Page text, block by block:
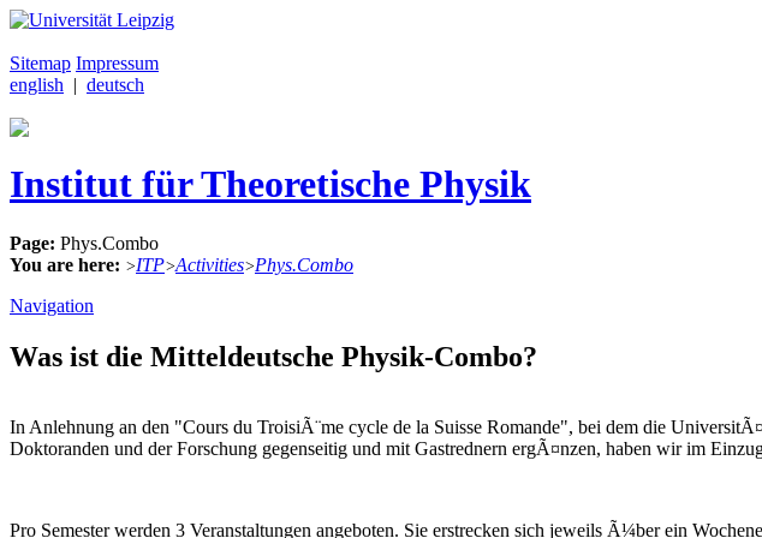
Sitemap Impressum
english | deutsch
Institut für Theoretische Physik
Page: Phys.Combo
You are here: >ITP>Activities>Phys.Combo
Navigation
Was ist die Mitteldeutsche Physik-Combo?
In Anlehnung an den "Cours du TroisiÃ¨me cycle de la Suisse Romande", bei dem die
Doktoranden und der Forschung gegenseitig und mit Gastrednern ergÃ¤nzen, haben wir im
Pro Semester werden 3 Veranstaltungen angeboten. Sie erstrecken sich jeweils Ã¼ber ein